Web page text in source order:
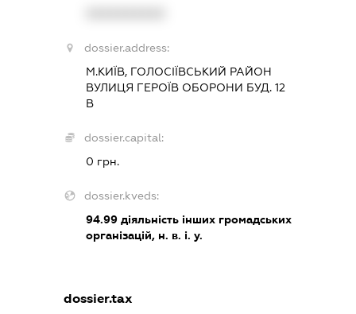
dossier.address:
М.КИЇВ, ГОЛОСІЇВСЬКИЙ РАЙОН
ВУЛИЦЯ ГЕРОЇВ ОБОРОНИ БУД. 12
В
dossier.capital:
0 грн.
dossier.kveds:
94.99 діяльність інших громадських
організацій, н. в. і. у.
dossier.tax